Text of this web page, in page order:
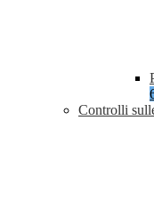
Controlli